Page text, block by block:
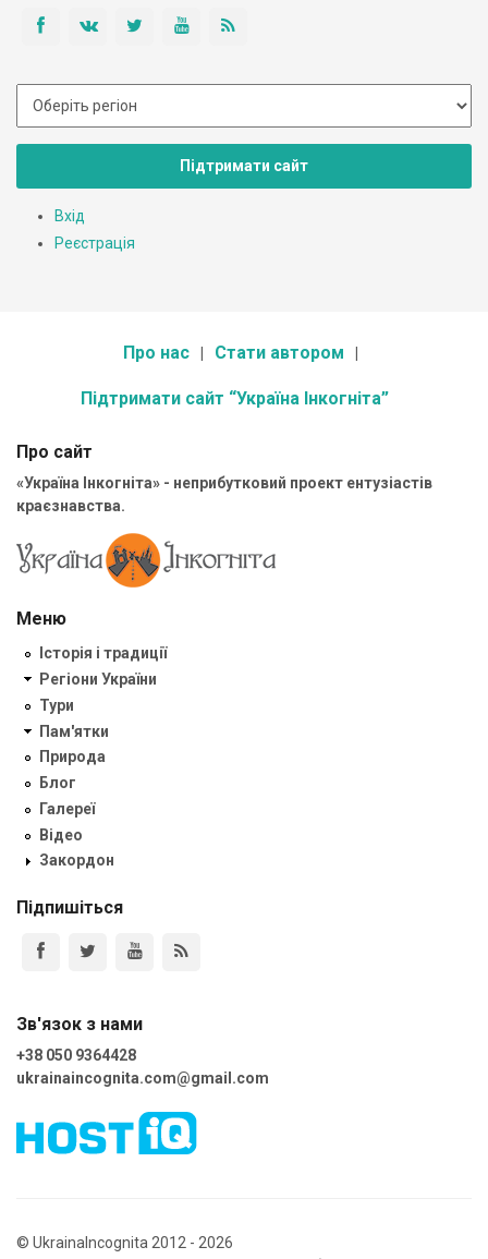
Підтримати сайт
Вхід
Реєстрація
Про нас Стати автором
Підтримати сайт “Україна Інкогніта”
Про сайт
«Україна Інкогніта» - неприбутковий проект ентузіастів
краєзнавства.
Меню
Історія і традиції
Регіони України
Тури
Пам'ятки
Природа
Блог
Галереї
Відео
Закордон
Підпишіться
Зв'язок з нами
+38 050 9364428
ukrainaincognita.com@gmail.com
© UkrainaIncognita 2012 - 2026